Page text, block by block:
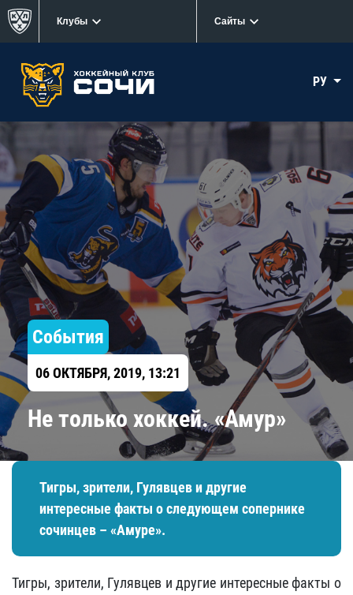
Клубы Сайты
РУ
События
06 ОКТЯБРЯ, 2019, 13:21
Не только хоккей. «Амур»
Тигры, зрители, Гулявцев и другие
интересные факты о следующем сопернике
сочинцев – «Амуре».
Тигры, зрители, Гулявцев и другие интересные факты о